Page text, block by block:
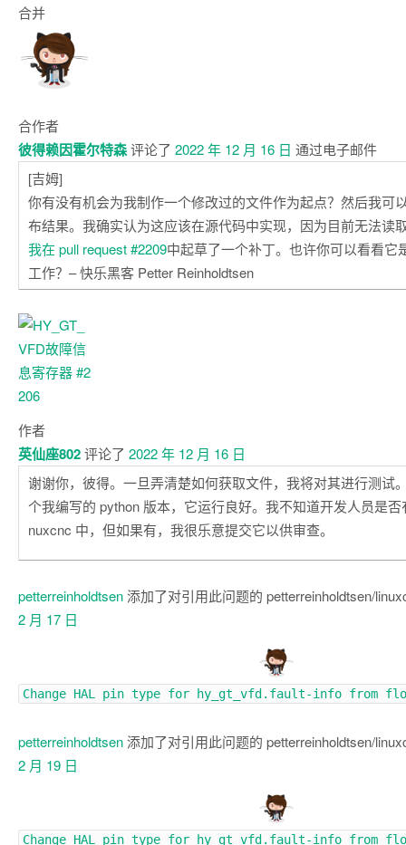
合并
合作者
彼得赖因霍尔特森评论了 2022 年 12 月 16 日 通过电子邮件
[吉姆]
你有没有机会为我制作一个修改过的文件作为起点？然后我可
布结果。我确实认为这应该在源代码中实现，因为目前无法读
我在 pull request #2209中起草了一个补丁。也许你可以看看它
工作？– 快乐黑客 Petter Reinholdtsen
作者
英仙座802评论了 2022 年 12 月 16 日
谢谢你，彼得。一旦弄清楚如何获取文件，我将对其进行测试
个我编写的 python 版本，它运行良好。我不知道开发人员是
nuxcnc 中，但如果有，我很乐意提交它以供审查。
petterreinholdtsen添加了对引用此问题的 petterreinholdtsen/
2 月 17 日
Change HAL pin type for hy_gt_vfd.fault-info from
petterreinholdtsen添加了对引用此问题的 petterreinholdtsen/
2 月 19 日
Change HAL pin type for hy_gt_vfd.fault-info from